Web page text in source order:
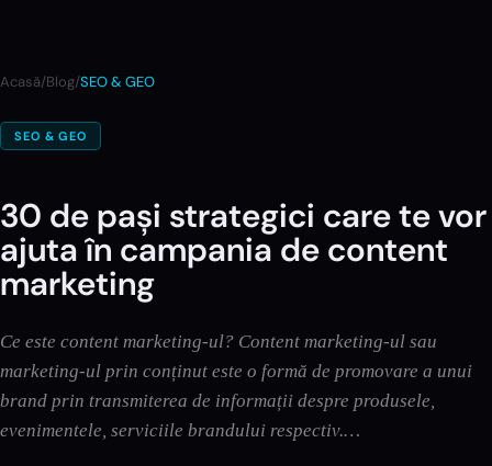
Acasă/Blog/SEO & GEO
SEO & GEO
30 de pași strategici care te vor
ajuta în campania de content
marketing
Ce este content marketing-ul? Content marketing-ul sau
marketing-ul prin conținut este o formă de promovare a unui
brand prin transmiterea de informații despre produsele,
evenimentele, serviciile brandului respectiv.…